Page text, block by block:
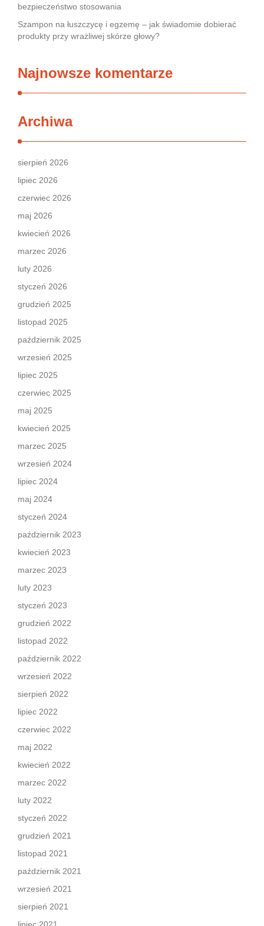
bezpieczeństwo stosowania
Szampon na łuszczycę i egzemę – jak świadomie dobierać
produkty przy wrażliwej skórze głowy?
Najnowsze komentarze
Archiwa
sierpień 2026
lipiec 2026
czerwiec 2026
maj 2026
kwiecień 2026
marzec 2026
luty 2026
styczeń 2026
grudzień 2025
listopad 2025
październik 2025
wrzesień 2025
lipiec 2025
czerwiec 2025
maj 2025
kwiecień 2025
marzec 2025
wrzesień 2024
lipiec 2024
maj 2024
styczeń 2024
październik 2023
kwiecień 2023
marzec 2023
luty 2023
styczeń 2023
grudzień 2022
listopad 2022
październik 2022
wrzesień 2022
sierpień 2022
lipiec 2022
czerwiec 2022
maj 2022
kwiecień 2022
marzec 2022
luty 2022
styczeń 2022
grudzień 2021
listopad 2021
październik 2021
wrzesień 2021
sierpień 2021